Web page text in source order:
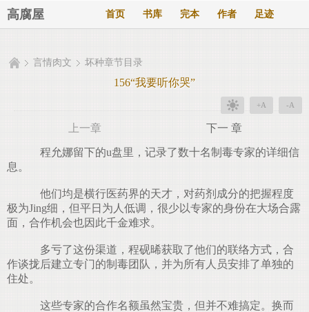
高腐屋 首页 书库 完本 作者 足迹
言情肉文 坏种章节目录
156“我要听你哭”
+A -A
上一章 下一 章
程允娜留下的u盘里，记录了数十名制毒专家的详细信
息。
他们均是横行医药界的天才，对药剂成分的把握程度
极为Jing细，但平日为人低调，很少以专家的身份在大场合露
面，合作机会也因此千金难求。
多亏了这份渠道，程砚晞获取了他们的联络方式，合
作谈拢后建立专门的制毒团队，并为所有人员安排了单独的
住处。
这些专家的合作名额虽然宝贵，但并不难搞定。换而